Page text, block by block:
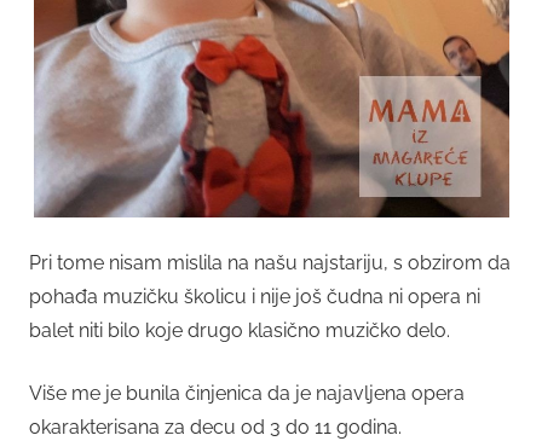
Pri tome nisam mislila na našu najstariju, s obzirom da
pohađa muzičku školicu i nije još čudna ni opera ni
balet niti bilo koje drugo klasično muzičko delo.
Više me je bunila činjenica da je najavljena opera
okarakterisana za decu od 3 do 11 godina.